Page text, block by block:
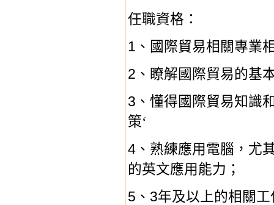
任職資格：
1 、國際貿易相關專業
2 、瞭解國際貿易的基
3 、懂得國際貿易知識
策‘
4 、熟練應用電腦，尤
的英文應用能力；
5 、 3年及以上的相關工